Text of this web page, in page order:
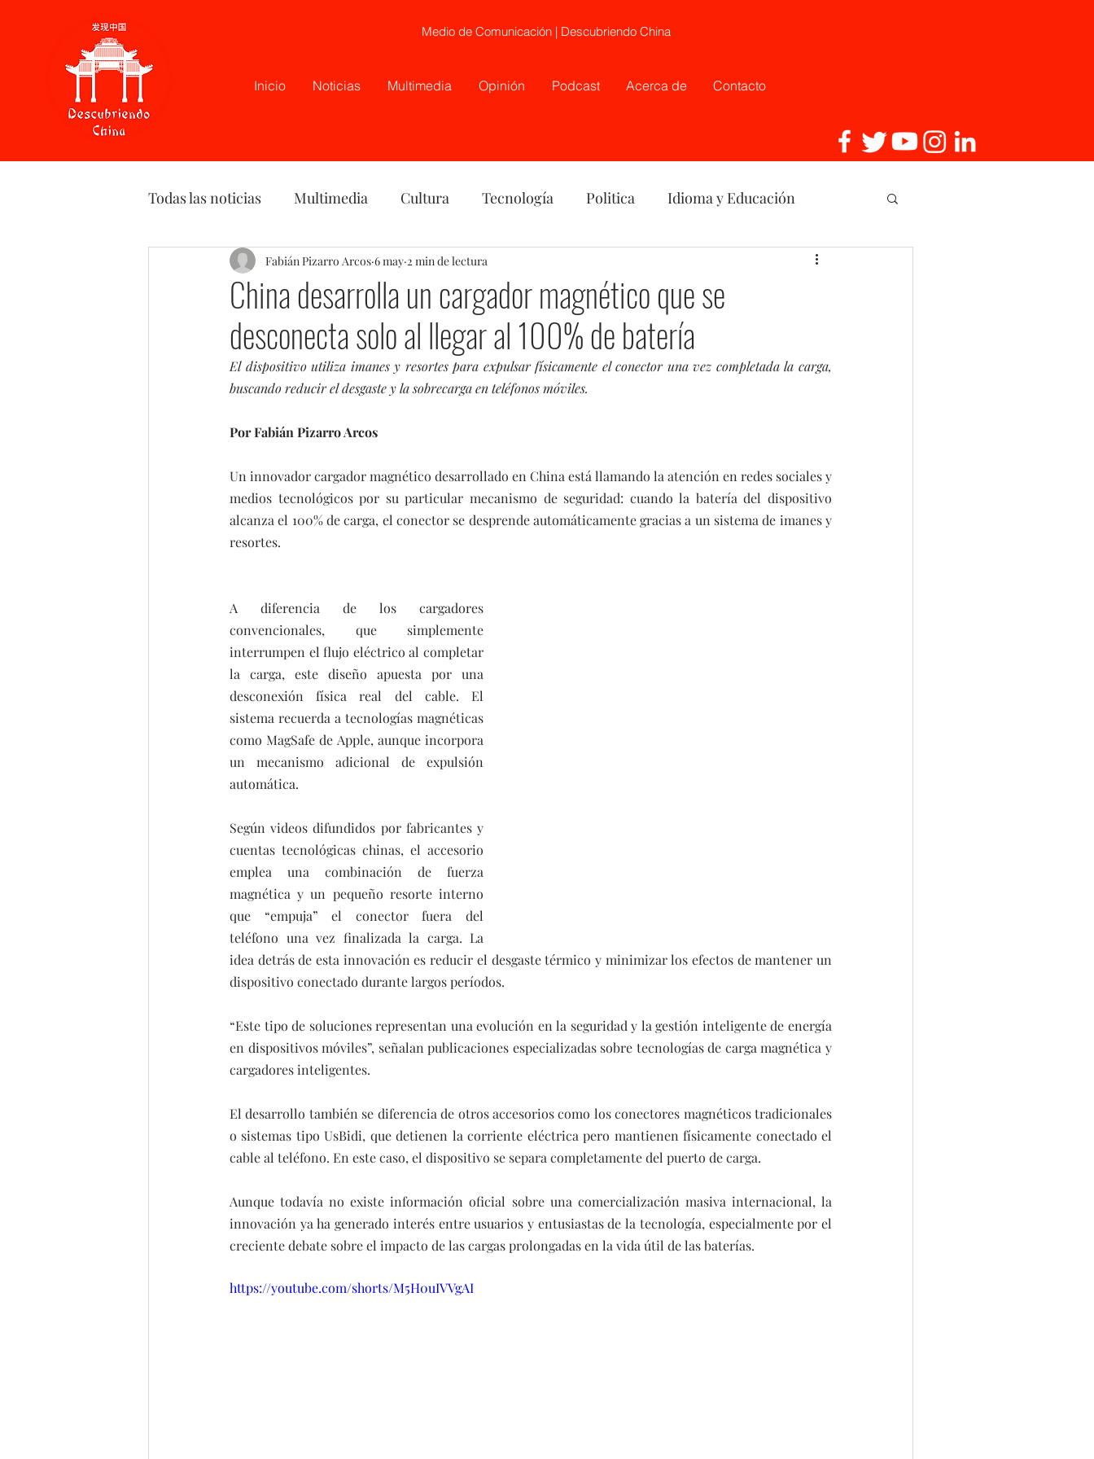
Medio de Comunicación | Descubriendo China
Inicio Noticias Multimedia Opinión Podcast Acerca de Contacto
Todas las noticias Multimedia Cultura Tecnología Politica Idioma y Educación
Podcast Opinión China
China desarrolla un cargador magnético que se
desconecta solo al llegar al 100% de batería
Fabián Pizarro Arcos 6 may 2 min de lectura
El dispositivo utiliza imanes y resortes para expulsar físicamente el conector una vez completada la carga,
buscando reducir el desgaste y la sobrecarga en teléfonos móviles.
Por Fabián Pizarro Arcos
Un innovador cargador magnético desarrollado en China está llamando la atención en redes sociales y
medios tecnológicos por su particular mecanismo de seguridad: cuando la batería del dispositivo
alcanza el 100% de carga, el conector se desprende automáticamente gracias a un sistema de imanes y
resortes.
A diferencia de los cargadores
convencionales, que simplemente
interrumpen el flujo eléctrico al completar
la carga, este diseño apuesta por una
desconexión física real del cable. El
sistema recuerda a tecnologías magnéticas
como MagSafe de Apple, aunque incorpora
un mecanismo adicional de expulsión
automática.
Según videos difundidos por fabricantes y
cuentas tecnológicas chinas, el accesorio
emplea una combinación de fuerza
magnética y un pequeño resorte interno
que “empuja” el conector fuera del
teléfono una vez finalizada la carga. La
idea detrás de esta innovación es reducir el desgaste térmico y minimizar los efectos de mantener un
dispositivo conectado durante largos períodos.
“Este tipo de soluciones representan una evolución en la seguridad y la gestión inteligente de energía
en dispositivos móviles”, señalan publicaciones especializadas sobre tecnologías de carga magnética y
cargadores inteligentes.
El desarrollo también se diferencia de otros accesorios como los conectores magnéticos tradicionales
o sistemas tipo UsBidi, que detienen la corriente eléctrica pero mantienen físicamente conectado el
cable al teléfono. En este caso, el dispositivo se separa completamente del puerto de carga.
Aunque todavía no existe información oficial sobre una comercialización masiva internacional, la
innovación ya ha generado interés entre usuarios y entusiastas de la tecnología, especialmente por el
creciente debate sobre el impacto de las cargas prolongadas en la vida útil de las baterías.
https://youtube.com/shorts/M5H0uIVVgAI